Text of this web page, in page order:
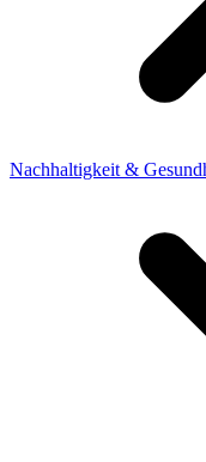
Nachhaltigkeit &